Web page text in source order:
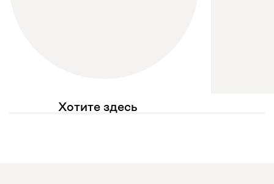
Хотите здесь